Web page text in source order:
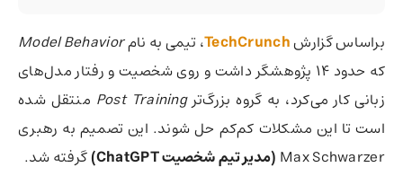
براساس گزارشTechCrunch، تیمی به نامModel Behavior
که حدود ۱۴ پژوهشگر داشت و روی شخصیت و رفتار مدل‌های
زبانی کار می‌کرد، به گروه بزرگ‌ترPost Training منتقل شده
است تا این مشکلات کم‌کم حل شوند. این تصمیم به رهبری
Max Schwarzer (مدیر تیم شخصیت ChatGPT)
گرفته شد.